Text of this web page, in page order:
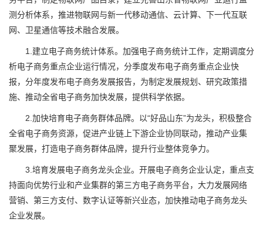
测分析体系，推进物联网与新一代移动通信、云计算、下一代互联
网、卫星通信等技术融合发展。
1.建立电子商务统计体系。加强电子商务统计工作，定期调度分
析电子商务重点企业运行情况，分季度发布电子商务重点企业快
报，分年度发布电子商务发展报告，为制定发展规划、研究政策措
施、推动全省电子商务加快发展，提供科学依据。
2.加快培育电子商务群体品牌。以“好品山东”为龙头，积极整合
全省电子商务资源，促进产业链上下游企业协同联动，推动产业集
聚发展，打造电子商务群体品牌，提升行业整体竞争力。
3.培育发展电子商务龙头企业。开展电子商务企业认定，重点支
持面向优势行业和产业集群的第三方电子商务平台，大力发展网络
营销、第三方支付、数字认证等新兴业态，加快推动电子商务龙头
企业发展。